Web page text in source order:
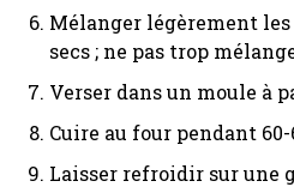
Mélanger légèrement
secs ; ne pas trop
Verser dans un moule à
Cuire au four pendant
Laisser refroidir sur une